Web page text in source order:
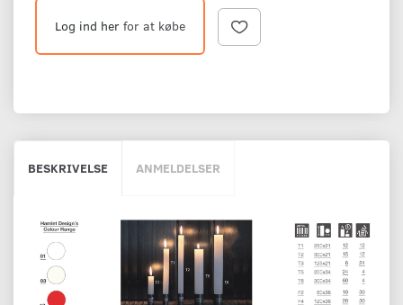
Log ind her for at købe
BESKRIVELSE ANMELDELSER